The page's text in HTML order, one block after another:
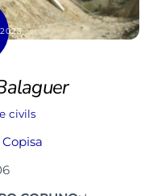
2023
civils
Copisa